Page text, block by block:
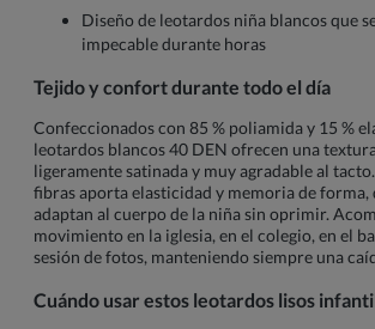
Diseño de leotardos niña blancos que
impecable durante horas
Tejido y confort durante todo el día
Confeccionados con 85 % poliamida y 15 %
leotardos blancos 40 DEN ofrecen una
ligeramente satinada y muy agradable al
fibras aporta elasticidad y memoria de forma,
adaptan al cuerpo de la niña sin oprimir.
movimiento en la iglesia, en el colegio, en el
sesión de fotos, manteniendo siempre una
Cuándo usar estos leotardos lisos